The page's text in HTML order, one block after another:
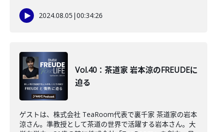
2024.08.05 |00:34:26
Vol.40：茶道家 岩本涼のFREUDEに
迫る
ゲストは、株式会社 TeaRoom代表で裏千家 茶道家の岩本
涼さん。準教授として茶道の世界で活躍する岩本さん。大